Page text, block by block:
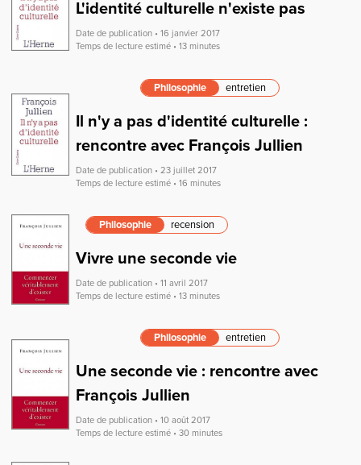
L'identité culturelle n'existe pas
Date de publication • 16 janvier 2017
Temps de lecture estimé • 13 minutes
Philosophie entretien
Il n'y a pas d'identité culturelle :
rencontre avec François Jullien
Date de publication • 23 juillet 2017
Temps de lecture estimé • 16 minutes
Philosophie recension
Vivre une seconde vie
Date de publication • 11 avril 2017
Temps de lecture estimé • 13 minutes
Philosophie entretien
Une seconde vie : rencontre avec
François Jullien
Date de publication • 10 août 2017
Temps de lecture estimé • 30 minutes